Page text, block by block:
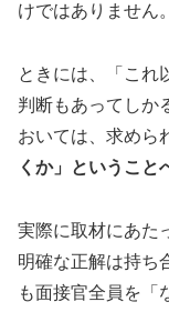
けではありません。
ときには、「これ
判断もあってしか
おいては、求めら
くか」ということ
実際に取材にあた
明確な正解は持ち
も面接官全員を「